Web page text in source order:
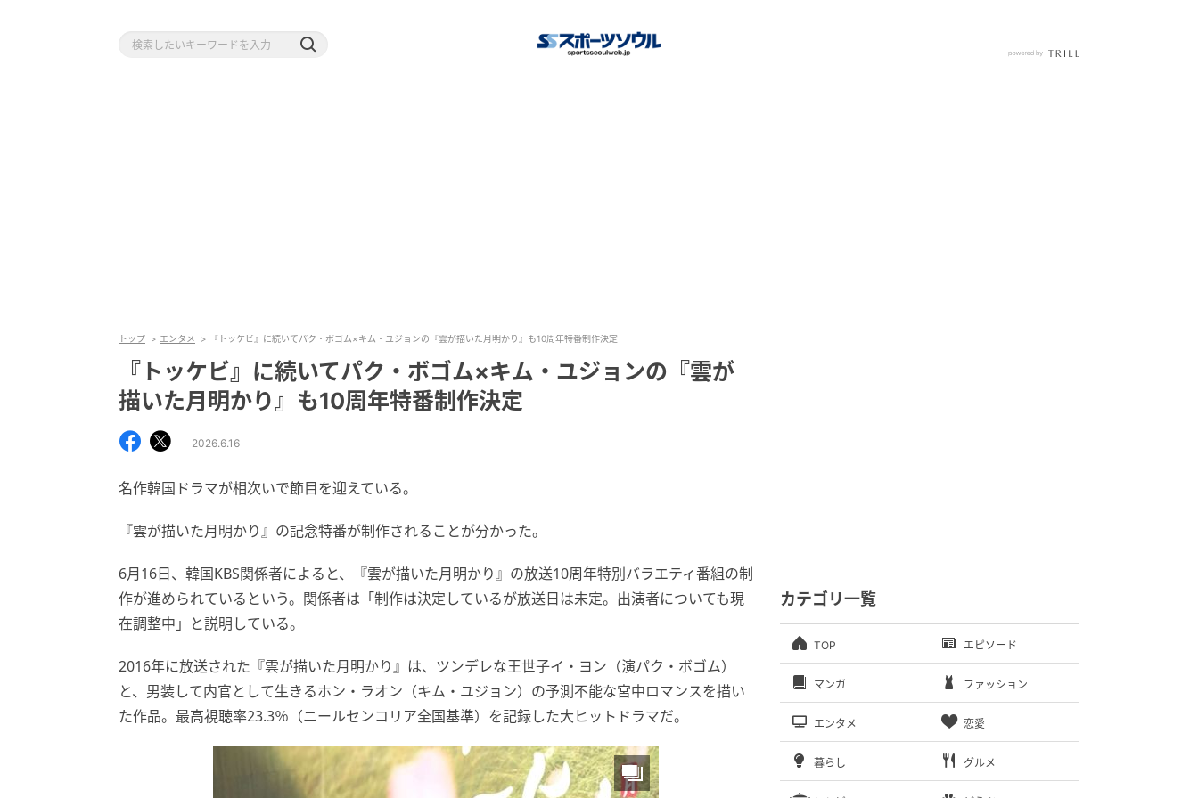
トップ エンタメ 『トッケビ』に続いてパク・ボゴム×キム・ユジョンの『雲が描いた月明かり』も10周年特番制作決定
『トッケビ』に続いてパク・ボゴム×キム・ユジョンの『雲が
描いた月明かり』も10周年特番制作決定
2026.6.16
名作韓国ドラマが相次いで節目を迎えている。
『雲が描いた月明かり』の記念特番が制作されることが分かった。
6月16日、韓国KBS関係者によると、『雲が描いた月明かり』の放送10周年特別バラエティ番組の制
作が進められているという。関係者は「制作は決定しているが放送日は未定。出演者についても現
在調整中」と説明している。
2016年に放送された『雲が描いた月明かり』は、ツンデレな王世子イ・ヨン（演パク・ボゴム）
と、男装して内官として生きるホン・ラオン（キム・ユジョン）の予測不能な宮中ロマンスを描い
た作品。最高視聴率23.3％（ニールセンコリア全国基準）を記録した大ヒットドラマだ。
カテゴリ一覧
TOP エピソード
マンガ ファッション
エンタメ 恋愛
暮らし グルメ